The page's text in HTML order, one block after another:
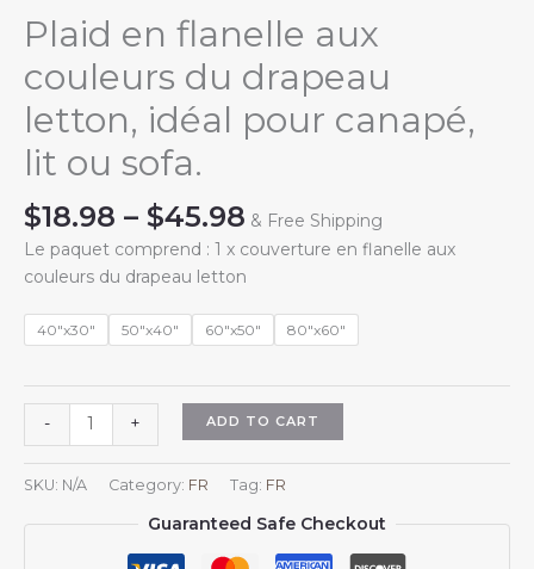
Plaid en flanelle aux
couleurs du drapeau
letton, idéal pour canapé,
lit ou sofa.
$18.98 – $45.98 Price
range:
$18.98
$45.98
& Free Shipping
Le paquet comprend : 1 x couverture en flanelle aux
couleurs du drapeau letton
40"x30" 50"x40" 60"x50" 80"x60"
-
en
flanelle
aux
couleurs
+ ADD TO CART
SKU: N/A Category: FR Tag: FR
Guaranteed Safe Checkout